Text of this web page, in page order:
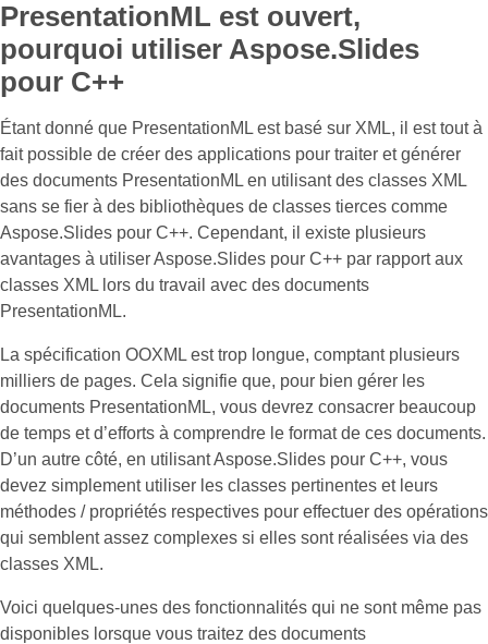
PresentationML est ouvert,
pourquoi utiliser Aspose.Slides
pour C++
Étant donné que PresentationML est basé sur XML, il est tout à
fait possible de créer des applications pour traiter et générer
des documents PresentationML en utilisant des classes XML
sans se fier à des bibliothèques de classes tierces comme
Aspose.Slides pour C++. Cependant, il existe plusieurs
avantages à utiliser Aspose.Slides pour C++ par rapport aux
classes XML lors du travail avec des documents
PresentationML.
La spécification OOXML est trop longue, comptant plusieurs
milliers de pages. Cela signifie que, pour bien gérer les
documents PresentationML, vous devrez consacrer beaucoup
de temps et d’efforts à comprendre le format de ces documents.
D’un autre côté, en utilisant Aspose.Slides pour C++, vous
devez simplement utiliser les classes pertinentes et leurs
méthodes / propriétés respectives pour effectuer des opérations
qui semblent assez complexes si elles sont réalisées via des
classes XML.
Voici quelques-unes des fonctionnalités qui ne sont même pas
disponibles lorsque vous traitez des documents